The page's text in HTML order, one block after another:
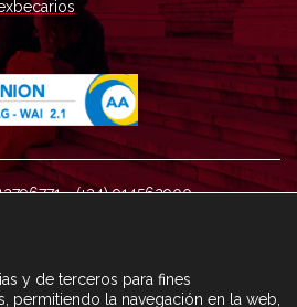
- (+34) 914562900
y de terceros para fines
permitiendo la navegación en la web,